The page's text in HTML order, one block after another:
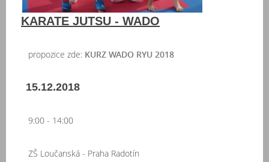
KARATE JUTSU - WADO
propozice zde: KURZ WADO RYU 2018
15.12.2018
9:00 - 14:00
ZŠ Loučanská - Praha Radotín